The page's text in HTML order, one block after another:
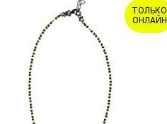
ТОЛЬКО
ОНЛАЙН